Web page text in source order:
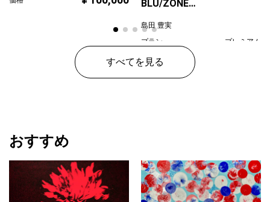
BLU/ZONE
島田 豊実
プラン
プレミアム
価格
すべてを見る
おすすめ